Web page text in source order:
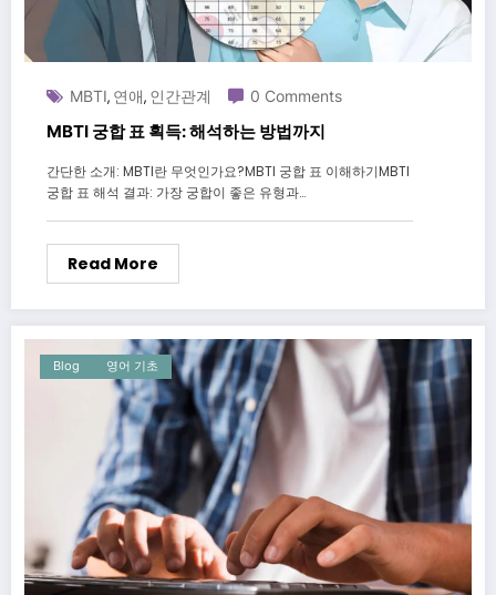
MBTI, 연애, 인간관계 0 Comments
MBTI 궁합 표 획득: 해석하는 방법까지
간단한 소개: MBTI란 무엇인가요?MBTI 궁합 표 이해하기MBTI
궁합 표 해석 결과: 가장 궁합이 좋은 유형과…
Read More
Blog 영어 기초